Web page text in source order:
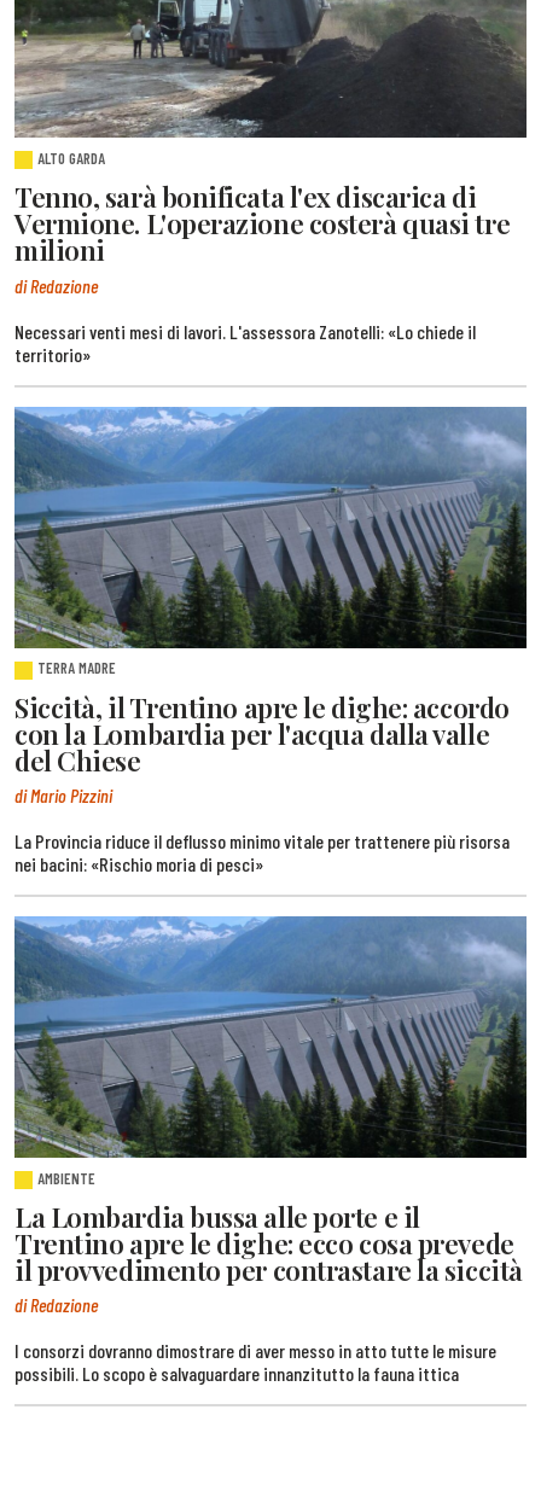
ALTO GARDA
Tenno, sarà bonificata l'ex discarica di
Vermione. L'operazione costerà quasi tre
milioni
di Redazione
Necessari venti mesi di lavori. L'assessora Zanotelli: «Lo chiede il
territorio»
TERRA MADRE
Siccità, il Trentino apre le dighe: accordo
con la Lombardia per l'acqua dalla valle
del Chiese
di Mario Pizzini
La Provincia riduce il deflusso minimo vitale per trattenere più risorsa
nei bacini: «Rischio moria di pesci»
AMBIENTE
La Lombardia bussa alle porte e il
Trentino apre le dighe: ecco cosa prevede
il provvedimento per contrastare la siccità
di Redazione
I consorzi dovranno dimostrare di aver messo in atto tutte le misure
possibili. Lo scopo è salvaguardare innanzitutto la fauna ittica